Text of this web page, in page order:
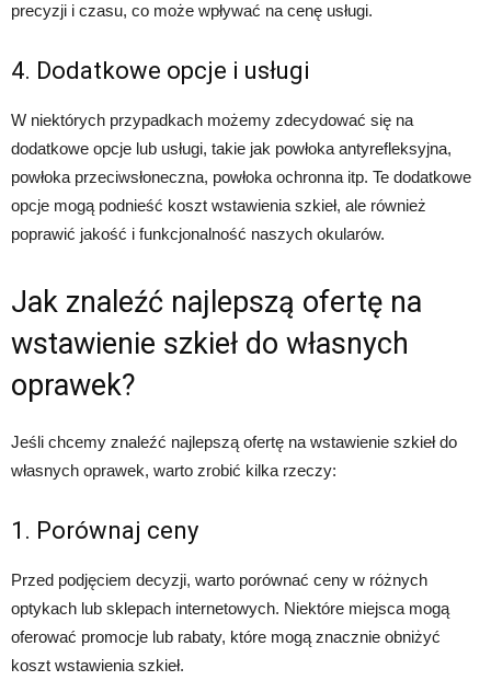
precyzji i czasu, co może wpływać na cenę usługi.
4. Dodatkowe opcje i usługi
W niektórych przypadkach możemy zdecydować się na
dodatkowe opcje lub usługi, takie jak powłoka antyrefleksyjna,
powłoka przeciwsłoneczna, powłoka ochronna itp. Te dodatkowe
opcje mogą podnieść koszt wstawienia szkieł, ale również
poprawić jakość i funkcjonalność naszych okularów.
Jak znaleźć najlepszą ofertę na
wstawienie szkieł do własnych
oprawek?
Jeśli chcemy znaleźć najlepszą ofertę na wstawienie szkieł do
własnych oprawek, warto zrobić kilka rzeczy:
1. Porównaj ceny
Przed podjęciem decyzji, warto porównać ceny w różnych
optykach lub sklepach internetowych. Niektóre miejsca mogą
oferować promocje lub rabaty, które mogą znacznie obniżyć
koszt wstawienia szkieł.